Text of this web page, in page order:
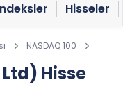
Hisseler
NASDAQ 100
Hisse